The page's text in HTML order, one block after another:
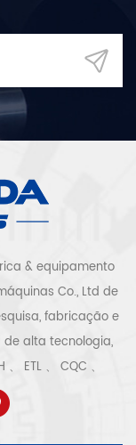
& equipamento
Co., Ltd de
fabricação e
alta tecnologia,
ETL 、 CQC 、
certificação
e equipamento de